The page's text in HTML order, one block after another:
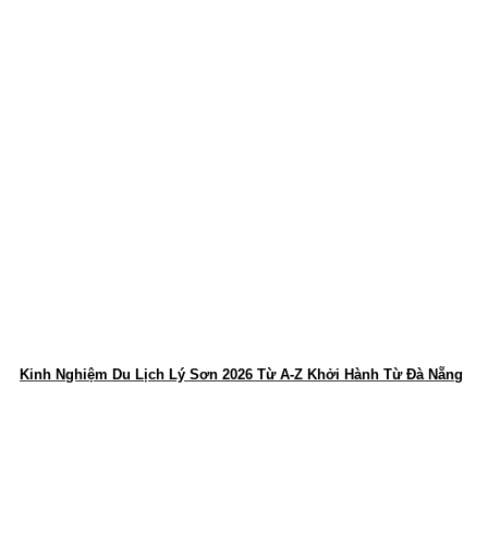
Kinh Nghiệm Du Lịch Lý Sơn 2026 Từ A-Z Khởi Hành Từ Đà Nẵng